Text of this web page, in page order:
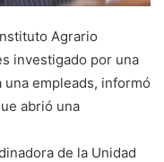
Agrario
investigado por una
empleads, informó
abrió una
de la Unidad